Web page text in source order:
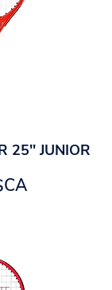
25'' JUNIOR